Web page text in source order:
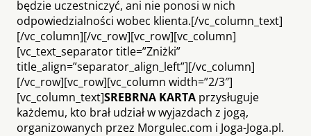
będzie uczestniczyć, ani nie ponosi w nich
odpowiedzialności wobec klienta.[/vc_column_text]
[/vc_column][/vc_row][vc_row][vc_column]
[vc_text_separator title=”Zniżki”
title_align=”separator_align_left”][/vc_column]
[/vc_row][vc_row][vc_column width=”2/3″]
[vc_column_text]SREBRNA KARTA przysługuje
każdemu, kto brał udział w wyjazdach z jogą,
organizowanych przez Morgulec.com i Joga-Joga.pl.